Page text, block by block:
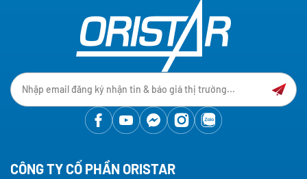
CÔNG TY CỔ PHẦN ORISTAR